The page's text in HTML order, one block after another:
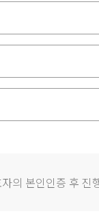
의 본인인증 후 진